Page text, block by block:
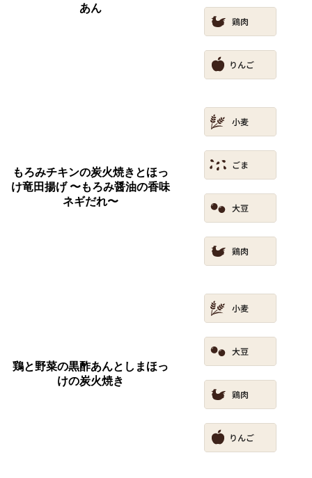
あん
もろみチキンの炭火焼きとほっ
け竜田揚げ 〜もろみ醤油の香味
ネギだれ〜
鶏と野菜の黒酢あんとしまほっ
けの炭火焼き